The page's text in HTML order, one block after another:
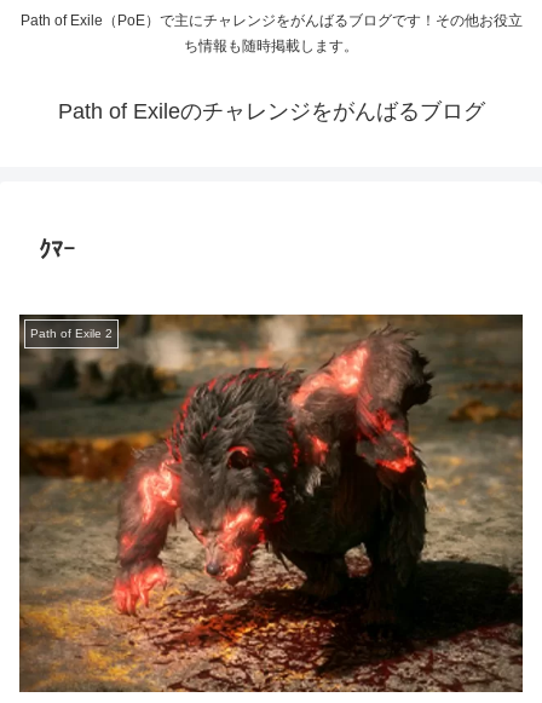
Path of Exile（PoE）で主にチャレンジをがんばるブログです！その他お役立
ち情報も随時掲載します。
Path of Exileのチャレンジをがんばるブログ
ｸﾏｰ
Path of Exile 2